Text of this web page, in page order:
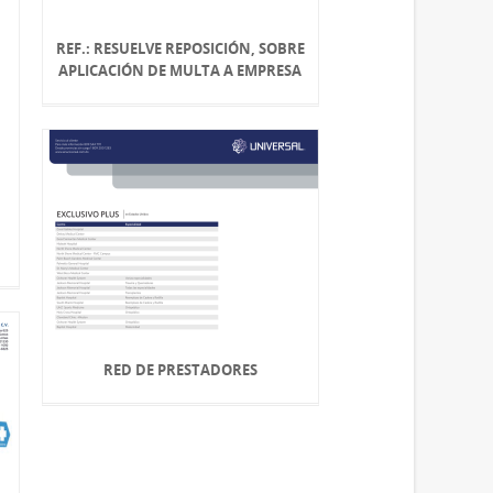
REF.: RESUELVE REPOSICIÓN, SOBRE
APLICACIÓN DE MULTA A EMPRESA
RED DE PRESTADORES